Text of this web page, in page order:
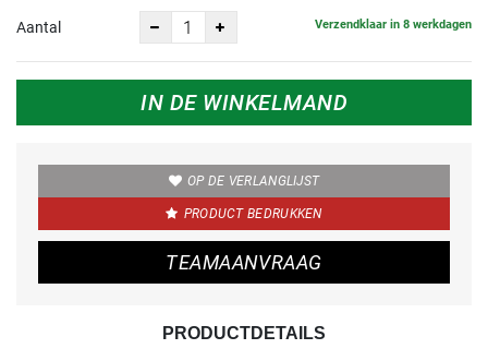
Aantal Verzendklaar in 8 werkdagen
IN DE WINKELMAND
OP DE VERLANGLIJST
PRODUCT BEDRUKKEN
TEAMAANVRAAG
PRODUCTDETAILS